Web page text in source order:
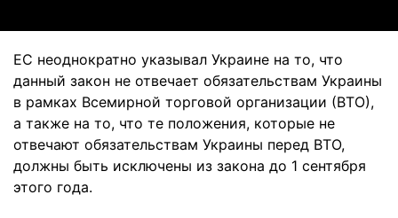
ЕС неоднократно указывал Украине на то, что
данный закон не отвечает обязательствам Украины
в рамках Всемирной торговой организации (ВТО),
а также на то, что те положения, которые не
отвечают обязательствам Украины перед ВТО,
должны быть исключены из закона до 1 сентября
этого года.